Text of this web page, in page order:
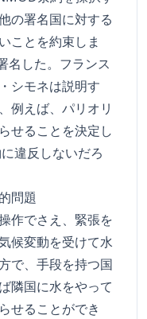
の署名国に対する
ことを約束しま
名した。フランス
シモネは説明す
例えば、パリオリ
せることを決定し
違反しないだろ
問題
作でさえ、緊張を
候変動を受けて水
で、手段を持つ国
隣国に水をやって
せることができ